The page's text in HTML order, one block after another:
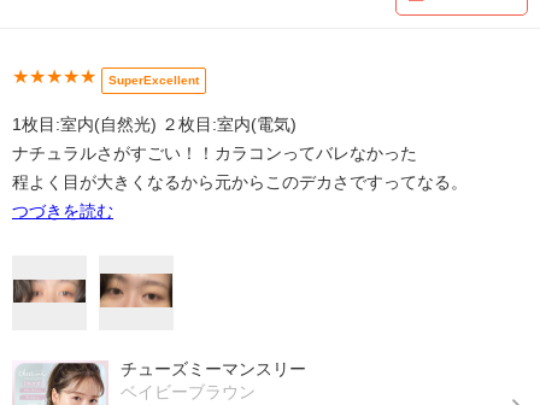
★★★★★ SuperExcellent
1枚目:室内(自然光) ２枚目:室内(電気)
ナチュラルさがすごい！！カラコンってバレなかった
程よく目が大きくなるから元からこのデカさですってなる。
つづきを読む
チューズミーマンスリー
ベイビーブラウン